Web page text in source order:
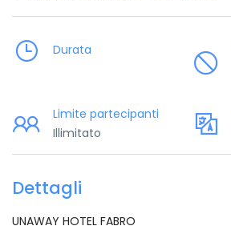
Durata
Limite partecipanti
Illimitato
Dettagli
UNAWAY HOTEL FABRO